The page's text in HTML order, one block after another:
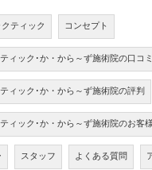
ティック コンセプト
ィック･か・から～ず施術院の口コ
ィック･か・から～ず施術院の評判
ィック･か・から～ず施術院のお客
スタッフ よくある質問